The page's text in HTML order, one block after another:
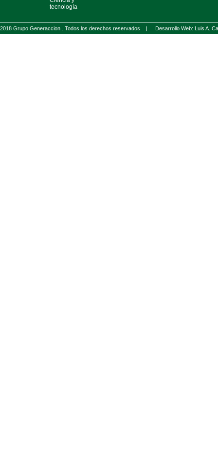
tecnología
2018 Grupo Generaccion . Todos los derechos reservados | Desarrollo Web: Luis